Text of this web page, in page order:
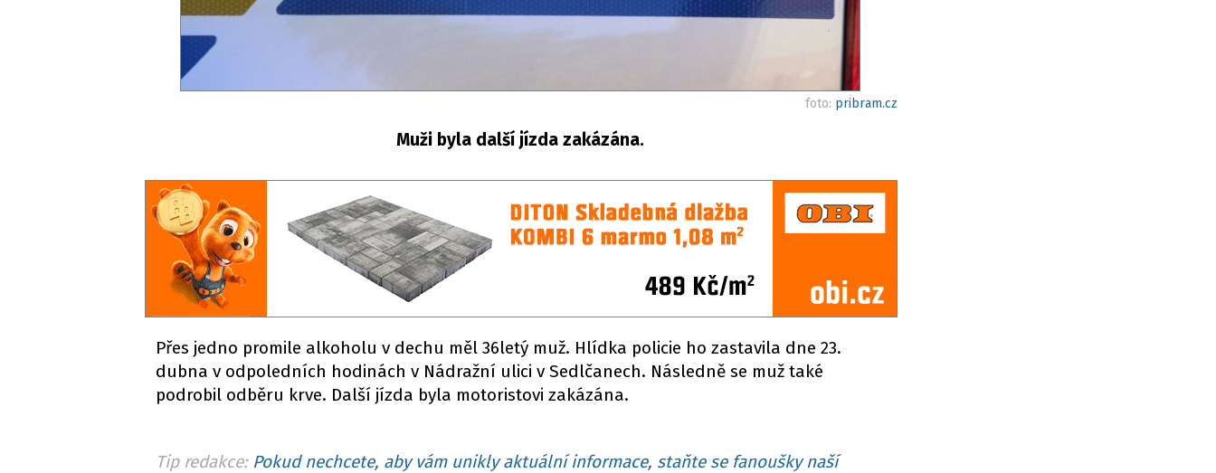
foto: pribram.cz
Muži byla další jízda zakázána.
Přes jedno promile alkoholu v dechu měl 36letý muž. Hlídka policie ho zastavila dne 23.
dubna v odpoledních hodinách v Nádražní ulici v Sedlčanech. Následně se muž také
podrobil odběru krve. Další jízda byla motoristovi zakázána.
Tip redakce: Pokud nechcete, aby vám unikly aktuální informace, staňte se fanoušky naší